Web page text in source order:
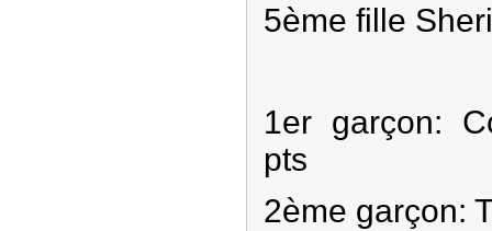
5ème fille
1er garçon:
pts
2ème garçon: